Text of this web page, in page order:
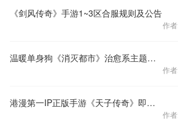
《剑风传奇》手游1~3区合服规则及公告
作
温暖单身狗《消灭都市》治愈系主题歌首曝
作
港漫第一IP正版手游《天子传奇》即将开启
作